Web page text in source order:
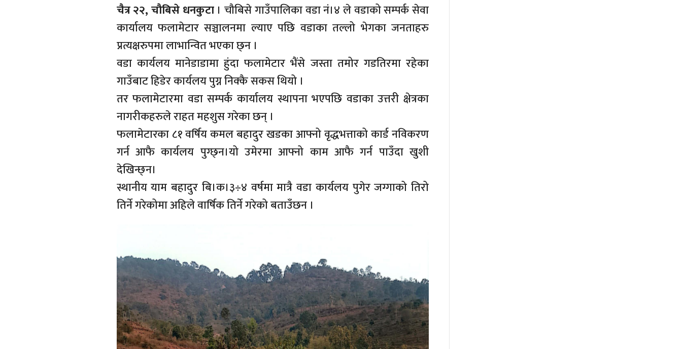
चैत्र २२, चौबिसे धनकुटा । चौबिसे गाउँपालिका वडा नं।४ ले वडाको सम्पर्क सेवा
कार्यालय फलामेटार सञ्चालनमा ल्याए पछि वडाका तल्लो भेगका जनताहरु
प्रत्यक्षरुपमा लाभान्वित भएका छ्न ।
वडा कार्यलय मानेडाडामा हुंदा फलामेटार भैंसे जस्ता तमोर गडतिरमा रहेका
गाउँबाट हिडेर कार्यलय पुग्न निक्कै सकस थियो ।
तर फलामेटारमा वडा सम्पर्क कार्यालय स्थापना भएपछि वडाका उत्तरी क्षेत्रका
नागरीकहरुले राहत महशुस गरेका छन् ।
फलामेटारका ८१ वर्षिय कमल बहादुर खडका आफ्नो वृद्धभत्ताको कार्ड नविकरण
गर्न आफै कार्यलय पुग्छ्न।यो उमेरमा आफ्नो काम आफै गर्न पाउँदा खुशी
देखिन्छ्न।
स्थानीय याम बहादुर बि।क।३÷४ वर्षमा मात्रै वडा कार्यलय पुगेर जग्गाको तिरो
तिर्ने गरेकोमा अहिले वार्षिक तिर्ने गरेको बताउँछन ।